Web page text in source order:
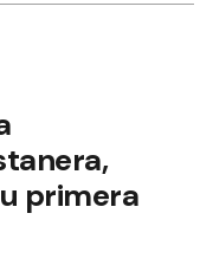
primera